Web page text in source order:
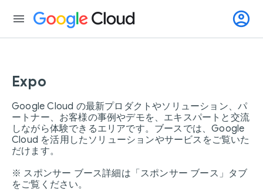
menu account_circle
Expo
Google Cloud の最新プロダクトやソリューション、パ
ートナー、お客様の事例やデモを、エキスパートと交流
しながら体験できるエリアです。ブースでは、Google
Cloud を活用したソリューションやサービスをご覧いた
だけます。
※ スポンサー ブース詳細は「スポンサー ブース」タブ
をご覧ください。